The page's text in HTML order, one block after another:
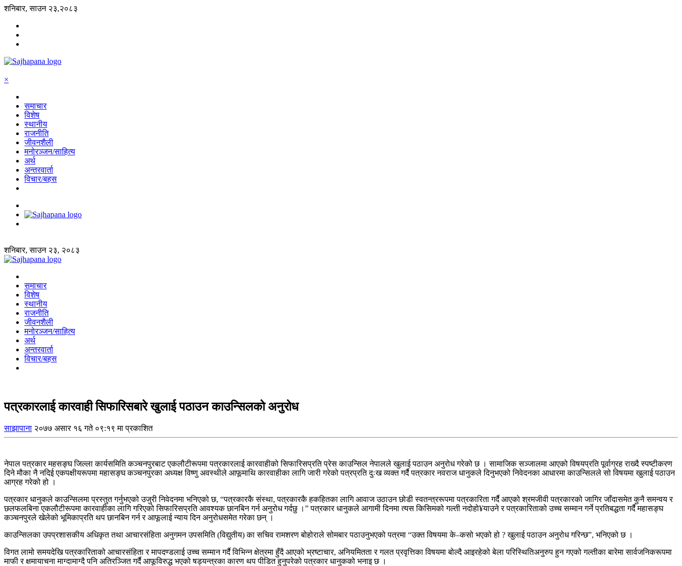
शनिबार, साउन २३,२०८३
×
समाचार
विशेष
स्थानीय
राजनीति
जीवनशैली
मनोरञ्जन/साहित्य
अर्थ
अन्तरवार्ता
विचार/बहस
शनिबार, साउन २३, २०८३
समाचार
विशेष
स्थानीय
राजनीति
जीवनशैली
मनोरञ्जन/साहित्य
अर्थ
अन्तरवार्ता
विचार/बहस
पत्रकारलाई कारवाही सिफारिसबारे खुलाई पठाउन काउन्सिलको अनुरोध
साझापाना २०७७ असार १६ गते ०९:१९ मा प्रकाशित
नेपाल पत्रकार महसङ्घ जिल्ला कार्यसमिति कञ्चनपुरबाट एकलौटीरूपमा पत्रकारलाई कारवाहीको सिफारिसप्रति प्रेस काउन्सिल नेपालले खुलाई पठाउन अनुरोध गरेको छ । सामाजिक सञ्जालमा आएको विषयप्रति पूर्वाग्रह राख्दै स्पष्टीकरण
दिने मौका नै नदिई एकपक्षीयरूपमा महासङ्घ कञ्चनपुरका अध्यक्ष विष्णु अवस्थीले आफूमाथि कारवाहीका लागि जारी गरेको पत्रप्रति दुःख व्यक्त गर्दै पत्रकार नवराज धानुकले दिनुभएको निवेदनका आधारमा काउन्सिलले सो विषयमा खुलाई पठाउन
आग्रह गरेको हो ।
पत्रकार धानुकले काउन्सिलमा प्रस्तुत गर्नुभएको उजुरी निवेदनमा भनिएको छ, “पत्रकारकै संस्था, पत्रकारकै हकहितका लागि आवाज उठाउन छोडी स्वतन्त्ररूपमा पत्रकारिता गर्दै आएको श्रमजीवी पत्रकारको जागिर जाँदासमेत कुनै समन्वय र
छलफलबिना एकलौटीरूपमा कारवाहीका लागि गरिएको सिफारिसप्रति आवश्यक छानबिन गर्न अनुरोध गर्दछु ।” पत्रकार धानुकले आगामी दिनमा त्यस किसिमको गल्ती नदोहो¥याउने र पत्रकारिताको उच्च सम्मान गर्ने प्रतिबद्धता गर्दै महासङ्घ
कञ्चनपुरले खेलेको भूमिकाप्रति थप छानबिन गर्न र आफूलाई न्याय दिन अनुरोधसमेत गरेका छन् ।
काउन्सिलका उपप्रशासकीय अधिकृत तथा आचारसंहिता अनुगमन उपसमिति (विद्युतीय) का सचिव रामशरण बोहोराले सोमबार पठाउनुभएको पत्रमा “उक्त विषयमा के–कसो भएको हो ? खुलाई पठाउन अनुरोध गरिन्छ”, भनिएको छ ।
विगत लामो समयदेखि पत्रकारिताको आचारसंहिता र मापदण्डलाई उच्च सम्मान गर्दै विभिन्न क्षेत्रमा हुँदै आएको भ्रष्टाचार, अनियमितता र गलत प्रवृत्तिका विषयमा बोल्दै आइरहेको बेला परिस्थितिअनुरुप हुन गएको गल्तीका बारेमा सार्वजनिकरूपमा
माफी र क्षमायाचना माग्दामाग्दै पनि अतिरञ्जित गर्दै आफूविरुद्ध भएको षड्यन्त्रका कारण थप पीडित हुनुपरेको पत्रकार धानुकको भनाइ छ ।